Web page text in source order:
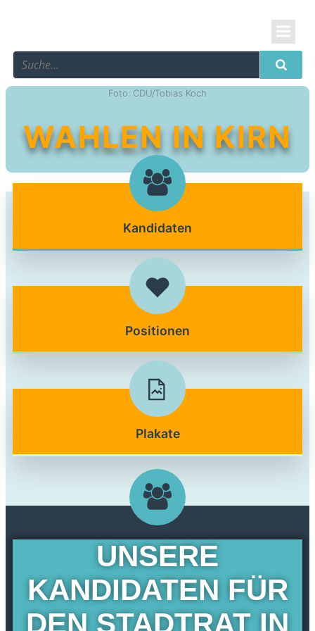
Foto: CDU/Tobias Koch
WAHLEN IN KIRN
Kandidaten
Positionen
Plakate
UNSERE
KANDIDATEN FÜR
DEN STADTRAT IN